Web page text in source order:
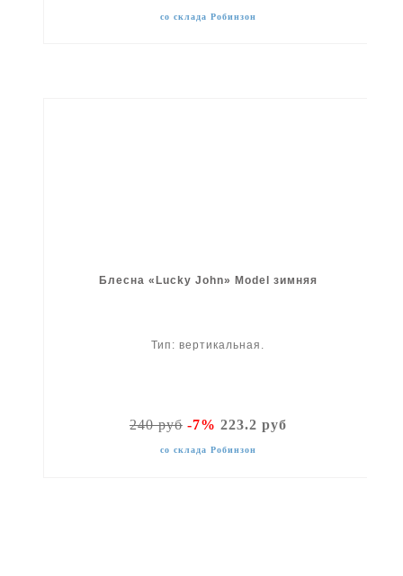
со склада Робинзон
Блесна «Lucky John» Model зимняя
Тип: вертикальная.
240 руб-7% 223.2 руб
со склада Робинзон